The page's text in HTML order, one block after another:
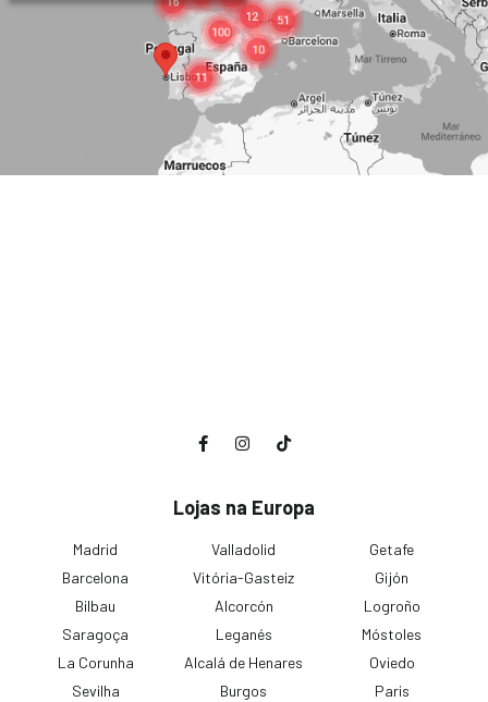
Lojas na Europa
Madrid
Barcelona
Bilbau
Saragoça
La Corunha
Sevilha
Valladolid
Vitória-Gasteiz
Alcorcón
Leganés
Alcalá de Henares
Burgos
Getafe
Gijón
Logroño
Móstoles
Oviedo
Paris